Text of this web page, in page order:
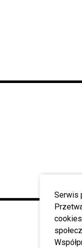
Serwis